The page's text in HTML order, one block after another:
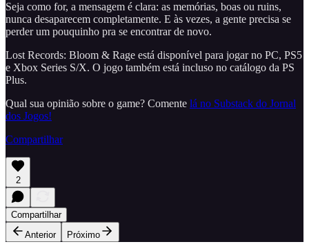
Seja como for, a mensagem é clara: as memórias, boas ou ruins,
nunca desaparecem completamente. E às vezes, a gente precisa se
perder um pouquinho pra se encontrar de novo.
Lost Records: Bloom & Rage está disponível para jogar no PC, PS5
e Xbox Series S/X. O jogo também está incluso no catálogo da PS
Plus.
Qual sua opinião sobre o game? Comente lá no Substack do Jornal
dos Jogos!
Compartilhar
2
Compartilhar
Anterior
Próximo